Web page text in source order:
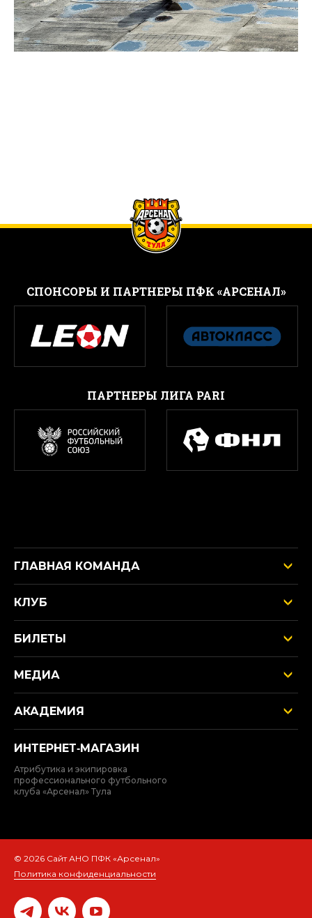
CПОНСОРЫ И ПАРТНЕРЫ ПФК «АРСЕНАЛ»
ПАРТНЕРЫ ЛИГА PARI
ГЛАВНАЯ КОМАНДА
КЛУБ
БИЛЕТЫ
МЕДИА
АКАДЕМИЯ
ИНТЕРНЕТ‑МАГАЗИН
Атрибутика и экипировка
профессионального футбольного
клуба «Арсенал» Тула
© 2026 Сайт АНО ПФК «Арсенал»
Политика конфиденциальности